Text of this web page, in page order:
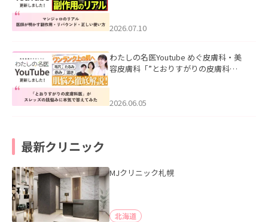
た。
2026.07.10
わたしの名医Youtube めぐ皮膚科・美
容皮膚科「”とおりすがりの皮膚科
2026.06.05
最新クリニック
MJクリニック札幌
北海道